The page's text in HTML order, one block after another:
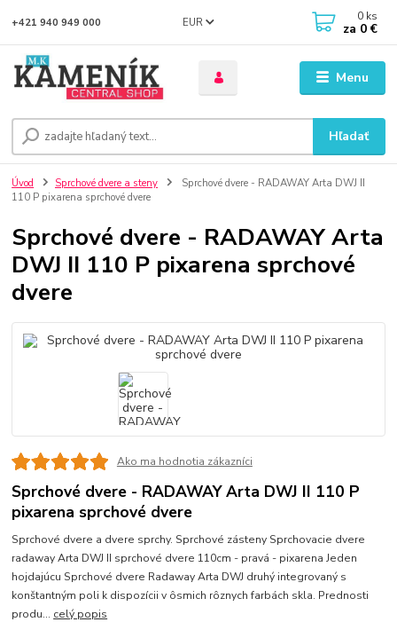
Menu
EUR
Hľadať
+421 940 949 000 0 ks
za 0 €
Úvod Sprchové dvere a steny
Sprchové dvere - RADAWAY Arta DWJ II
110 P pixarena sprchové dvere
Sprchové dvere - RADAWAY Arta
DWJ II 110 P pixarena sprchové
dvere
Ako ma hodnotia zákazníci
Sprchové dvere - RADAWAY Arta DWJ II 110 P
pixarena sprchové dvere
Sprchové dvere a dvere sprchy. Sprchové zásteny Sprchovacie dvere
radaway Arta DWJ II sprchové dvere 110cm - pravá - pixarena Jeden
hojdajúcu Sprchové dvere Radaway Arta DWJ druhý integrovaný s
konštantným poli k dispozícii v ôsmich rôznych farbách skla. Prednosti
produ... celý popis